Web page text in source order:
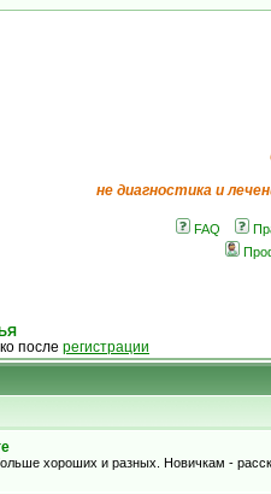
не диагностика и
FAQ
после регистрации
хороших и разных. Новичкам -